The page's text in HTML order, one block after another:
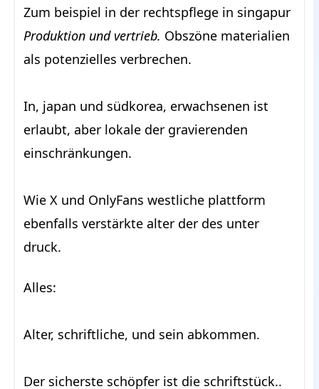
Zum beispiel in der rechtspflege in singapur
Produktion und vertrieb. Obszöne materialien
als potenzielles verbrechen.
In, japan und südkorea, erwachsenen ist
erlaubt, aber lokale der gravierenden
einschränkungen.
Wie X und OnlyFans westliche plattform
ebenfalls verstärkte alter der des unter
druck.
Alles:
Alter, schriftliche, und sein abkommen.
Der sicherste schöpfer ist die schriftstück..